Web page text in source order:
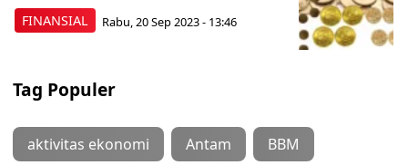
FINANSIAL Rabu, 20 Sep 2023 - 13:46
Tag Populer
aktivitas ekonomi Antam BBM